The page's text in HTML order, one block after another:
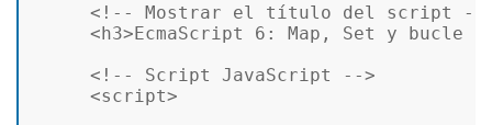
<!-- Mostrar el título del script --
<h3>EcmaScript 6: Map, Set y
<!-- Script JavaScript -->
<script>